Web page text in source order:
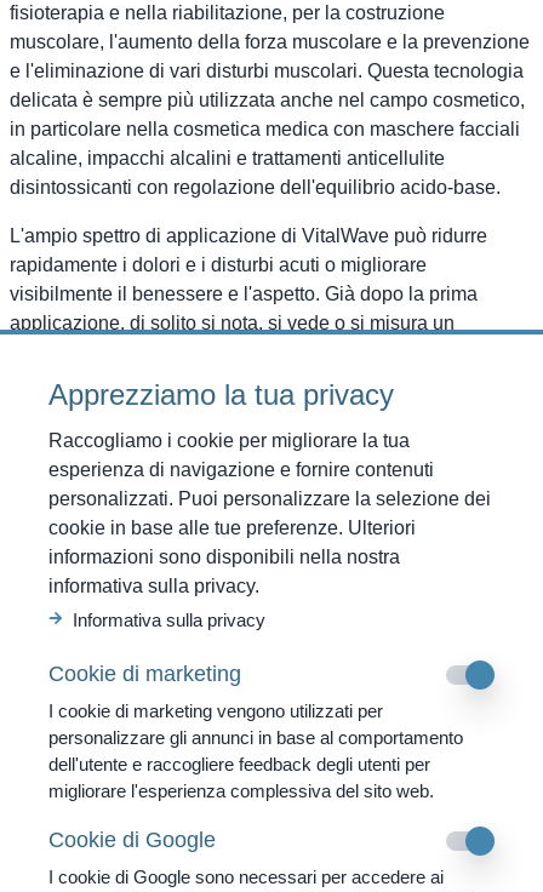
Apprezziamo la tua privacy
Raccogliamo i cookie per migliorare la tua
esperienza di navigazione e fornire contenuti
personalizzati. Puoi personalizzare la selezione dei
cookie in base alle tue preferenze. Ulteriori
informazioni sono disponibili nella nostra
informativa sulla privacy.
Informativa sulla privacy
Cookie di marketing
I cookie di marketing vengono utilizzati per
personalizzare gli annunci in base al comportamento
dell'utente e raccogliere feedback degli utenti per
migliorare l'esperienza complessiva del sito web.
Cookie di Google
I cookie di Google sono necessari per accedere ai
fisioterapia e nella riabilitazione, per la costruzione
muscolare, l'aumento della forza muscolare e la prevenzione
e l'eliminazione di vari disturbi muscolari. Questa tecnologia
delicata è sempre più utilizzata anche nel campo cosmetico,
in particolare nella cosmetica medica con maschere facciali
alcaline, impacchi alcalini e trattamenti anticellulite
disintossicanti con regolazione dell'equilibrio acido-base.
L'ampio spettro di applicazione di VitalWave può ridurre
rapidamente i dolori e i disturbi acuti o migliorare
visibilmente il benessere e l'aspetto. Già dopo la prima
applicazione, di solito si nota, si vede o si misura un
e soprattutto un notevole incremento delle prestazioni
sportive e della condizione fisica.
Come Funziona la Terapia VitalWave?
La Terapia VitalWave, conosciuta anche come terapia ad
onde d'urto, è un metodo di trattamento non invasivo per il
sollievo dal dolore e la promozione della guarigione in
inizia con un'accurata anamnesi e diagnosi da parte del
terapista per assicurarsi che il metodo sia adatto al
paziente. Successivamente, il paziente viene posizionato
in modo confortevole per permettere un facile accesso
all'area da trattare.
Il terapista regola il dispositivo ad onde d'urto secondo le
esigenze individuali del paziente, impostando la